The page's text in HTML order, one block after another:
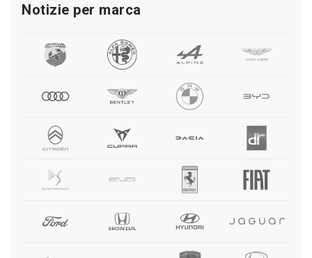
Notizie per marca